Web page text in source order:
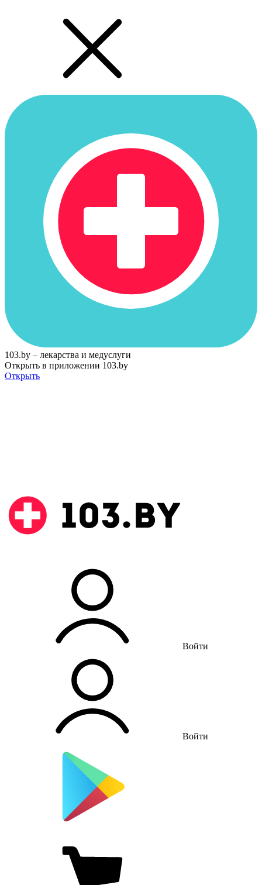
103.by – лекарства и медуслуги
Открыть в приложении 103.by
Открыть
Войти
Войти